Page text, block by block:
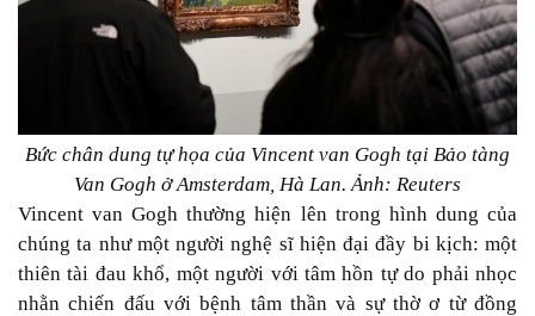
Bức chân dung tự họa của Vincent van Gogh tại Bảo tàng
Van Gogh ở Amsterdam, Hà Lan. Ảnh: Reuters
Vincent van Gogh thường hiện lên trong hình dung của
chúng ta như một người nghệ sĩ hiện đại đầy bi kịch: một
thiên tài đau khổ, một người với tâm hồn tự do phải nhọc
nhằn chiến đấu với bệnh tâm thần và sự thờ ơ từ đồng